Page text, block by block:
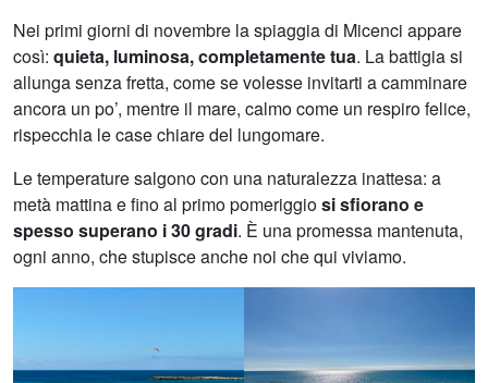
Nei primi giorni di novembre la spiaggia di Micenci appare
così: quieta, luminosa, completamente tua. La battigia si
allunga senza fretta, come se volesse invitarti a camminare
ancora un po’, mentre il mare, calmo come un respiro felice,
rispecchia le case chiare del lungomare.
Le temperature salgono con una naturalezza inattesa: a
metà mattina e fino al primo pomeriggiosi sfiorano e
spesso superano i 30 gradi. È una promessa mantenuta,
ogni anno, che stupisce anche noi che qui viviamo.